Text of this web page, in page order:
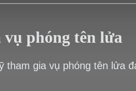
phóng tên lửa
gia vụ phóng tên lửa